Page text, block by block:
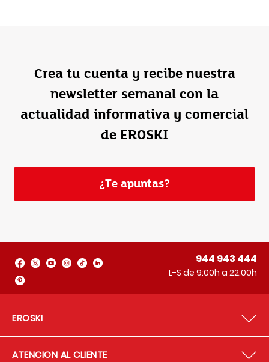
Crea tu cuenta y recibe nuestra
newsletter semanal con la
actualidad informativa y comercial
de EROSKI
¿Te apuntas?
944 943 444
L-S de 9:00h a 22:00h
EROSKI
ATENCION AL CLIENTE